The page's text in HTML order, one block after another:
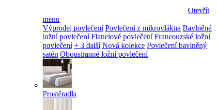
Otevřít
menu
Výprodej povlečení Povlečení z mikrovlákna Bavlněné
ložní povlečení Flanelové povlečení Francouzské ložní
povlečení + 3 další Nová kolekce Povlečení bavlněný
satén Oboustranné ložní povlečení
Prostěradla